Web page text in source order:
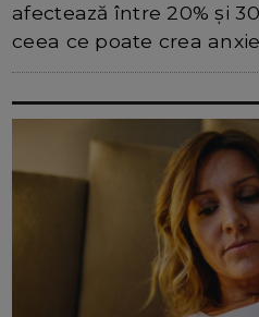
afectează între 20% și
ceea ce poate crea